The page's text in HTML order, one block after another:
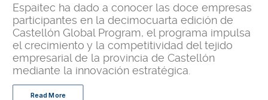
Espaitec ha dado a conocer las doce empresas
participantes en la decimocuarta edición de
Castellón Global Program, el programa impulsa
el crecimiento y la competitividad del tejido
empresarial de la provincia de Castellón
mediante la innovación estratégica.
Read More